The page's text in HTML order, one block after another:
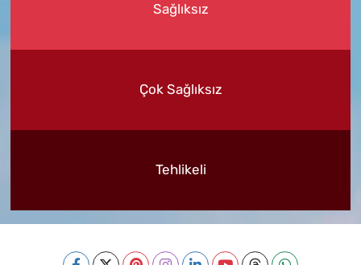
Sağlıksız
Çok Sağlıksız
Tehlikeli